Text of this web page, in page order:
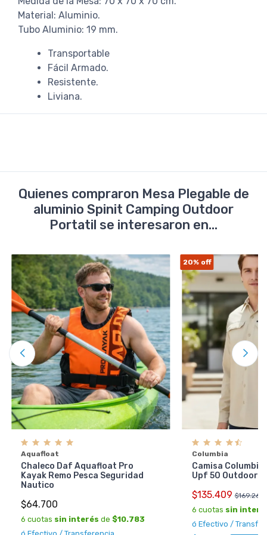
Material: Aluminio.
Tubo Aluminio: 19 mm.
Transportable
Fácil Armado.
Resistente.
Liviana.
Quienes compraron Mesa Plegable de
aluminio Spinit Camping Outdoor
Portatil se interesaron en...
Aquafloat
Chaleco Daf Aquafloat Pro
Kayak Remo Pesca Seguridad
Nautico
$64.700
6 cuotas sin interés de $10.783
20% off
Columbia
Camisa Columbia
Upf 50 Outdoor
$135.409 $169.261
6 cuotas sin
ó Efectivo /